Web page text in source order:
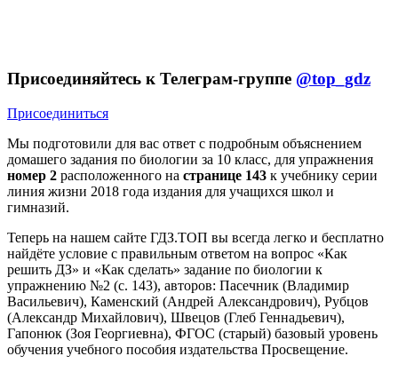
Присоединяйтесь к Телеграм-группе @top_gdz
Присоединиться
Мы подготовили для вас ответ c подробным объяснением
домашего задания по биологии за 10 класс, для упражнения
номер 2 расположенного на странице 143 к учебнику серии
линия жизни 2018 года издания для учащихся школ и
гимназий.
Теперь на нашем сайте ГДЗ.ТОП вы всегда легко и бесплатно
найдёте условие с правильным ответом на вопрос «Как
решить ДЗ» и «Как сделать» задание по биологии к
упражнению №2 (с. 143), авторов: Пасечник (Владимир
Васильевич), Каменский (Андрей Александрович), Рубцов
(Александр Михайлович), Швецов (Глеб Геннадьевич),
Гапонюк (Зоя Георгиевна), ФГОС (старый) базовый уровень
обучения учебного пособия издательства Просвещение.